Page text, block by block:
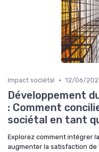
Impact sociétal • 12/06/
Développement
: Comment
sociétal en tant
Explorez comment intégrer
augmenter la satisfaction